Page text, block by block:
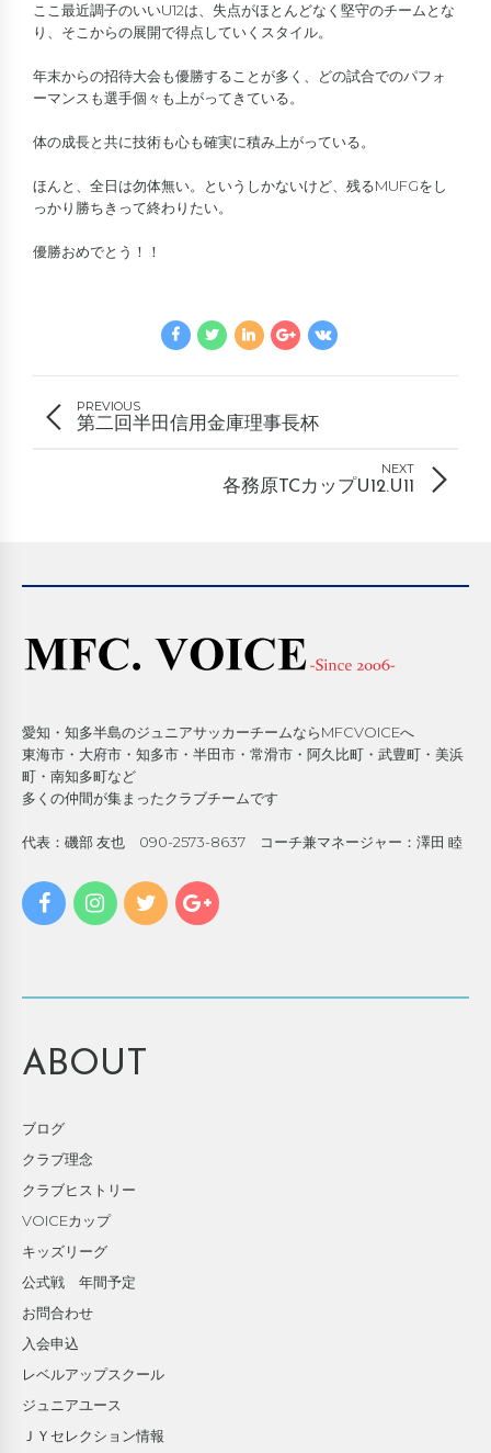
ここ最近調子のいいU12は、失点がほとんどなく堅守のチームとな
り、そこからの展開で得点していくスタイル。
年末からの招待大会も優勝することが多く、どの試合でのパフォ
ーマンスも選手個々も上がってきている。
体の成長と共に技術も心も確実に積み上がっている。
ほんと、全日は勿体無い。というしかないけど、残るMUFGをし
っかり勝ちきって終わりたい。
優勝おめでとう！！
PREVIOUS
第二回半田信用金庫理事長杯
NEXT
各務原TCカップU12.U11
愛知・知多半島のジュニアサッカーチームならMFCVOICEへ
東海市・大府市・知多市・半田市・常滑市・阿久比町・武豊町・美浜
町・南知多町など
多くの仲間が集まったクラブチームです
代表：磯部 友也 090-2573-8637 コーチ兼マネージャー：澤田 睦
ABOUT
ブログ
クラブ理念
クラブヒストリー
VOICEカップ
キッズリーグ
公式戦 年間予定
お問合わせ
入会申込
レベルアップスクール
ジュニアユース
ＪＹセレクション情報